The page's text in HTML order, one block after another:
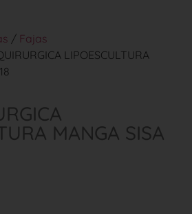
/ Fajas
LIPOESCULTURA
MANGA SISA